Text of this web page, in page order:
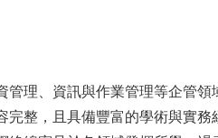
理、資訊與作業管理等企管
整，且具備豐富的學術與實務